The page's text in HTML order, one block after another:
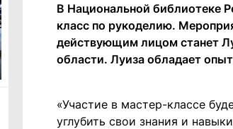
В Национальной библиотеке
класс по рукоделию.
действующим лицом станет
области. Луиза обладает
«Участие в мастер-классе
углубить свои знания и